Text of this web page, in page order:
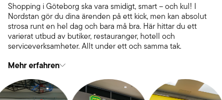
Shopping i Göteborg ska vara smidigt, smart – och kul! I
Nordstan gör du dina ärenden på ett kick, men kan absolut
strosa runt en hel dag och bara må bra. Här hittar du ett
varierat utbud av butiker, restauranger, hotell och
serviceverksamheter. Allt under ett och samma tak.
Mehr erfahren